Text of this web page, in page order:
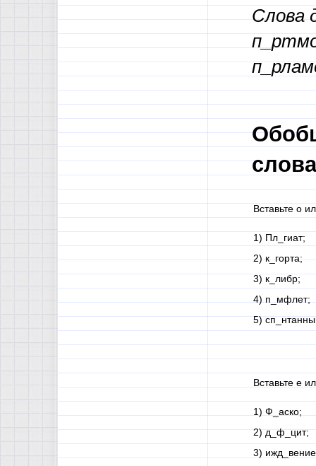
Слова
Вставьте о
1) Пл_гиат;
2) к_горта;
3) к_либр;
4) п_мфлет;
5)
Вставьте е
1) Ф_аско;
2) д_ф_цит;
3)